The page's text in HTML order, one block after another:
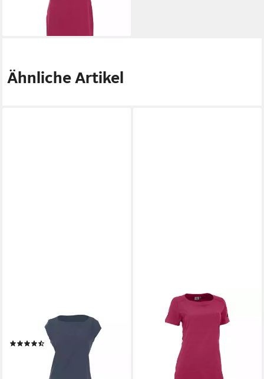
lieferbar - in 3-4 Werktagen bei dir
Ähnliche Artikel
Shirtkleid Maul Amazona -
Funktions Kleid uni elas.
(2)
lieferbar - in 3-4 Werktagen bei dir
MAUL SPORT®
2-in-1-Kleid Kleid
Welschnofen 3XT
ab 61,56 €
69,95 €
lieferbar - in 3-4 Werktagen bei dir